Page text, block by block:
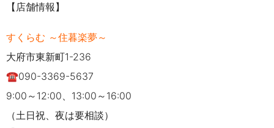
【店舗情報】
すくらむ ～住暮楽夢～
大府市東新町1-236
☎090-3369-5637
9:00 ～ 12:00、 13:00 ～ 16:00
（土日祝、夜は要相談）